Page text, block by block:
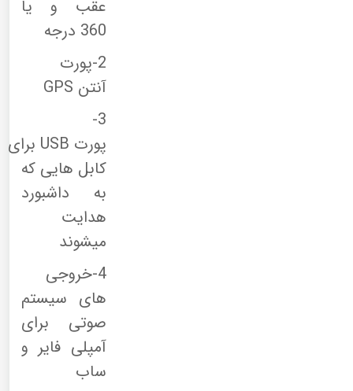
عقب و یا
360 درجه
2-پورت
آنتن GPS
3-
پورت USB برای
کابل هایی که
به داشبورد
هدایت
میشوند
4-خروجی
های سیستم
صوتی برای
آمپلی فایر و
ساب